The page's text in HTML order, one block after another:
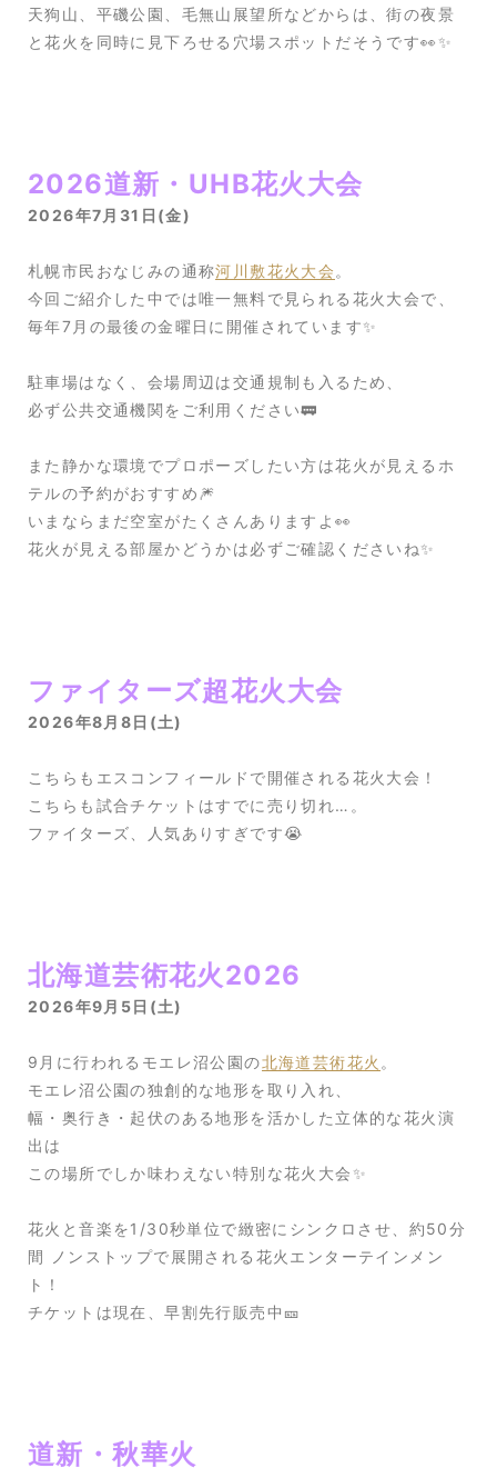
天狗山、平磯公園、毛無山展望所などからは、街の夜景
と花火を同時に見下ろせる穴場スポットだそうです👀✨
2026道新・UHB花火大会
2026年7月31日(金)
札幌市民おなじみの通称河川敷花火大会 。
今回ご紹介した中では唯一無料で見られる花火大会で、
毎年7月の最後の金曜日に開催されています✨
駐車場はなく、会場周辺は交通規制も入るため、
必ず公共交通機関をご利用ください🚃
また静かな環境でプロポーズしたい方は花火が見えるホ
テルの予約がおすすめ🎆
いまならまだ空室がたくさんありますよ👀
花火が見える部屋かどうかは必ずご確認くださいね✨
ファイターズ超花火大会
2026年8月8日(土)
こちらもエスコンフィールドで開催される花火大会！
こちらも試合チケットはすでに売り切れ…。
ファイターズ、人気ありすぎです😭
北海道芸術花火2026
2026年9月5日(土)
9月に行われるモエレ沼公園の北海道芸術花火 。
モエレ沼公園の独創的な地形を取り入れ、
幅・奥行き・起伏のある地形を活かした立体的な花火演
出は
この場所でしか味わえない特別な花火大会✨
花火と音楽を1/30秒単位で緻密にシンクロさせ、約50分
間 ノンストップで展開される花火エンターテインメン
ト！
チケットは現在、早割先行販売中🎫
道新・秋華火